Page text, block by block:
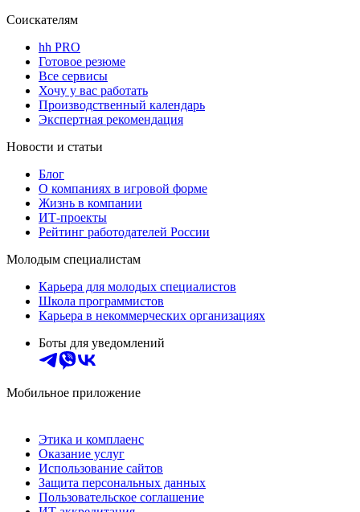
Соискателям
hh PRO
Готовое резюме
Все сервисы
Хочу у вас работать
Производственный календарь
Экспертная рекомендация
Новости и статьи
Блог
О компаниях в игровой форме
Жизнь в компании
ИТ-проекты
Рейтинг работодателей России
Молодым специалистам
Карьера для молодых специалистов
Школа программистов
Карьера в некоммерческих организациях
Боты для уведомлений
Мобильное приложение
Этика и комплаенс
Оказание услуг
Использование сайтов
Защита персональных данных
Пользовательское соглашение